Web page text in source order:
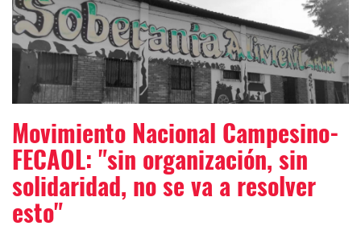
Movimiento Nacional Campesino-
FECAOL: "sin organización, sin
solidaridad, no se va a resolver
esto"